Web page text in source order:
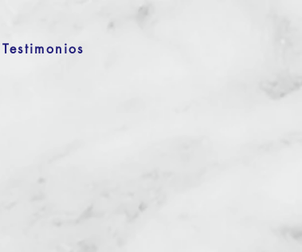
Testimonios